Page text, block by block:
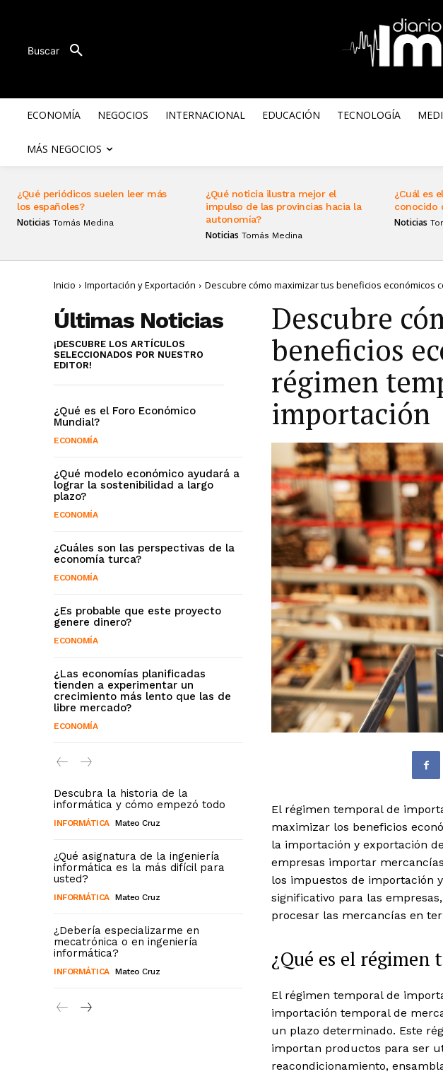
Buscar
ECONOMÍA NEGOCIOS INTERNACIONAL EDUCACIÓN TECNOLOGÍA
MÁS NEGOCIOS
¿Qué periódicos suelen leer más
los españoles?
Noticias Tomás Medina
¿Qué noticia ilustra mejor el
impulso de las provincias hacia la
autonomía?
Noticias Tomás Medina
¿Cuál es
conocido
Noticias
Inicio Importación y Exportación Descubre cómo maximizar tus beneficios económicos
Últimas Noticias
¡DESCUBRE LOS ARTÍCULOS
SELECCIONADOS POR NUESTRO
EDITOR!
¿Qué es el Foro Económico
Mundial?
ECONOMÍA
¿Qué modelo económico ayudará a
lograr la sostenibilidad a largo
plazo?
ECONOMÍA
¿Cuáles son las perspectivas de la
economía turca?
ECONOMÍA
¿Es probable que este proyecto
genere dinero?
ECONOMÍA
¿Las economías planificadas
tienden a experimentar un
crecimiento más lento que las de
libre mercado?
ECONOMÍA
Descubra la historia de la
informática y cómo empezó todo
INFORMÁTICA Mateo Cruz
¿Qué asignatura de la ingeniería
informática es la más difícil para
usted?
INFORMÁTICA Mateo Cruz
¿Debería especializarme en
mecatrónica o en ingeniería
informática?
INFORMÁTICA Mateo Cruz
Descubre
beneficios
régimen
importación
El régimen temporal de
maximizar los beneficios
la importación y exportación
empresas importar
los impuestos de importación
significativo para las
procesar las mercancías en
¿Qué es el
El régimen temporal de
importación temporal de
un plazo determinado. Este
importan productos para ser
reacondicionamiento,